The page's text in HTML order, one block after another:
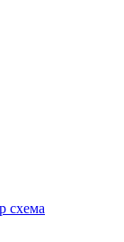
схема